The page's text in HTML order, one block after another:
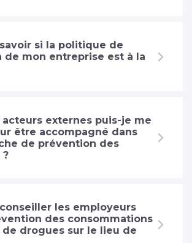
si la politique de
de mon entreprise est à la
acteurs externes puis-je me
être accompagné dans
de prévention des
les employeurs
des consommations
de drogues sur le lieu de